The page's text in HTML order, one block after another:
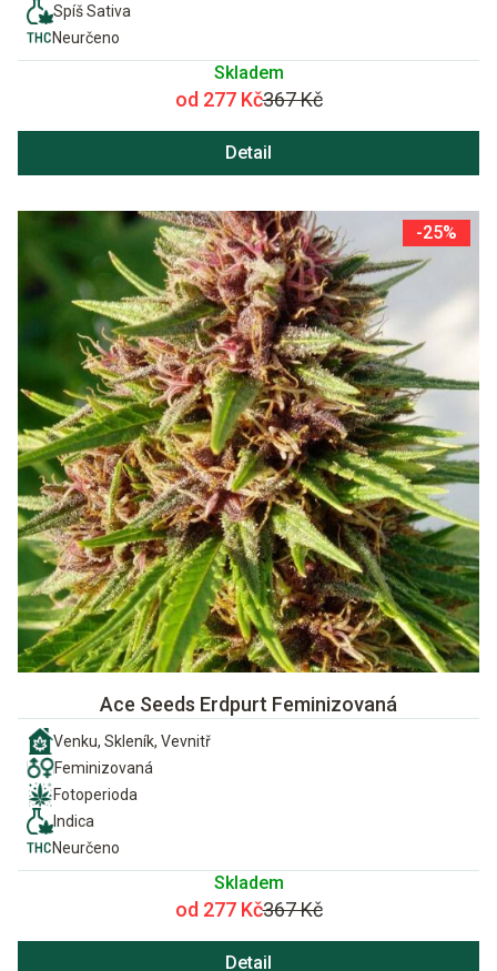
Spíš Sativa
Neurčeno
Skladem
od 277 Kč367 Kč
Detail
-25%
Ace Seeds Erdpurt Feminizovaná
Venku, Skleník, Vevnitř
Feminizovaná
Fotoperioda
Indica
Neurčeno
Skladem
od 277 Kč367 Kč
Detail